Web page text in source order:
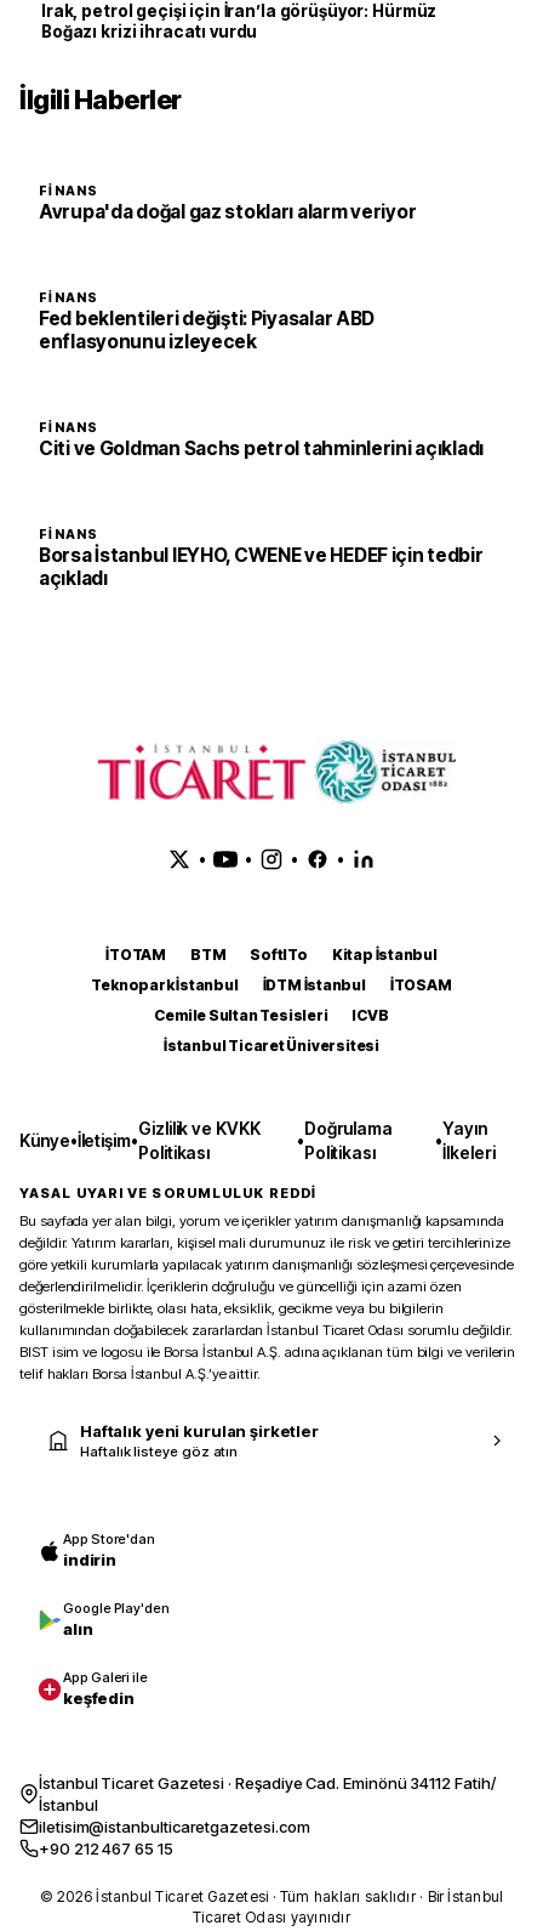
Irak, petrol geçişi için İran’la görüşüyor: Hürmüz
Boğazı krizi ihracatı vurdu
İlgili Haberler
FINANS
Avrupa'da doğal gaz stokları alarm veriyor
FINANS
Fed beklentileri değişti: Piyasalar ABD
enflasyonunu izleyecek
FINANS
Citi ve Goldman Sachs petrol tahminlerini açıkladı
FINANS
Borsa İstanbul IEYHO, CWENE ve HEDEF için tedbir
açıkladı
• • • •
İTOTAM BTM SoftITo
Kitap İstanbul
Teknopark İstanbul
İDTM İstanbul
İTOSAM
Cemile Sultan Tesisleri
ICVB
İstanbul Ticaret Üniversitesi
Künye•İletişim•
Gizlilik ve KVKK
Politikası
•
Doğrulama
Politikası
•
Yayın
İlkeleri
YASAL UYARI VE SORUMLULUK REDDİ
Bu sayfada yer alan bilgi, yorum ve içerikler yatırım danışmanlığı kapsamında
değildir. Yatırım kararları, kişisel mali durumunuz ile risk ve getiri tercihlerinize
göre yetkili kurumlarla yapılacak yatırım danışmanlığı sözleşmesi çerçevesinde
değerlendirilmelidir. İçeriklerin doğruluğu ve güncelliği için azami özen
gösterilmekle birlikte, olası hata, eksiklik, gecikme veya bu bilgilerin
kullanımından doğabilecek zararlardan İstanbul Ticaret Odası sorumlu değildir.
BIST isim ve logosu ile Borsa İstanbul A.Ş. adına açıklanan tüm bilgi ve verilerin
telif hakları Borsa İstanbul A.Ş.’ye aittir.
Haftalık yeni kurulan şirketler
Haftalık listeye göz atın
App Store'dan
indirin
Google Play'den
alın
App Galeri ile
keşfedin
İstanbul Ticaret Gazetesi · Reşadiye Cad. Eminönü 34112 Fatih/
İstanbul
iletisim@istanbulticaretgazetesi.com
+90 212 467 65 15
© 2026 İstanbul Ticaret Gazetesi · Tüm hakları saklıdır · Bir İstanbul
Ticaret Odası yayınıdır